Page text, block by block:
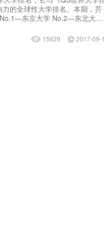
的全球性大学排名。本期，芥
15629 2017-09-